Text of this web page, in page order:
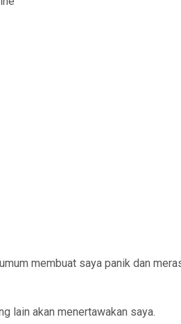
membuat saya panik dan
lain akan menertawakan saya.